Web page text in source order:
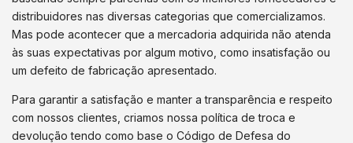
distribuidores nas diversas categorias que comercializamos.
Mas pode acontecer que a mercadoria adquirida não atenda
às suas expectativas por algum motivo, como insatisfação ou
um defeito de fabricação apresentado.
Para garantir a satisfação e manter a transparência e respeito
com nossos clientes, criamos nossa política de troca e
devolução tendo como base o Código de Defesa do